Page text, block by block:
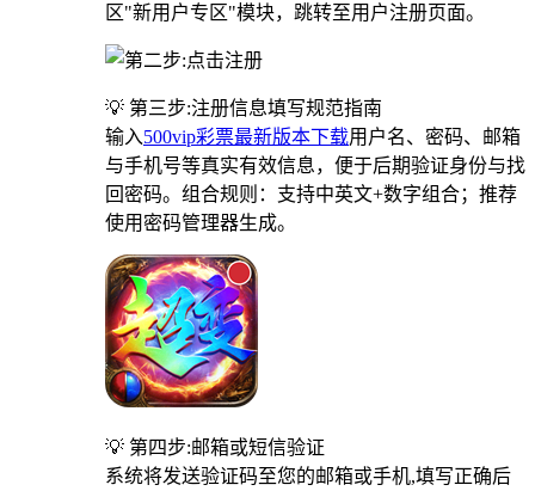
区"新用户专区"模块，跳转至用户注册页面。
💡 第三步:注册信息填写规范指南
输入500vip彩票最新版本下载用户名、密码、邮箱
与手机号等真实有效信息，便于后期验证身份与找
回密码。组合规则：支持中英文+数字组合；推荐
使用密码管理器生成。
💡 第四步:邮箱或短信验证
系统将发送验证码至您的邮箱或手机,填写正确后